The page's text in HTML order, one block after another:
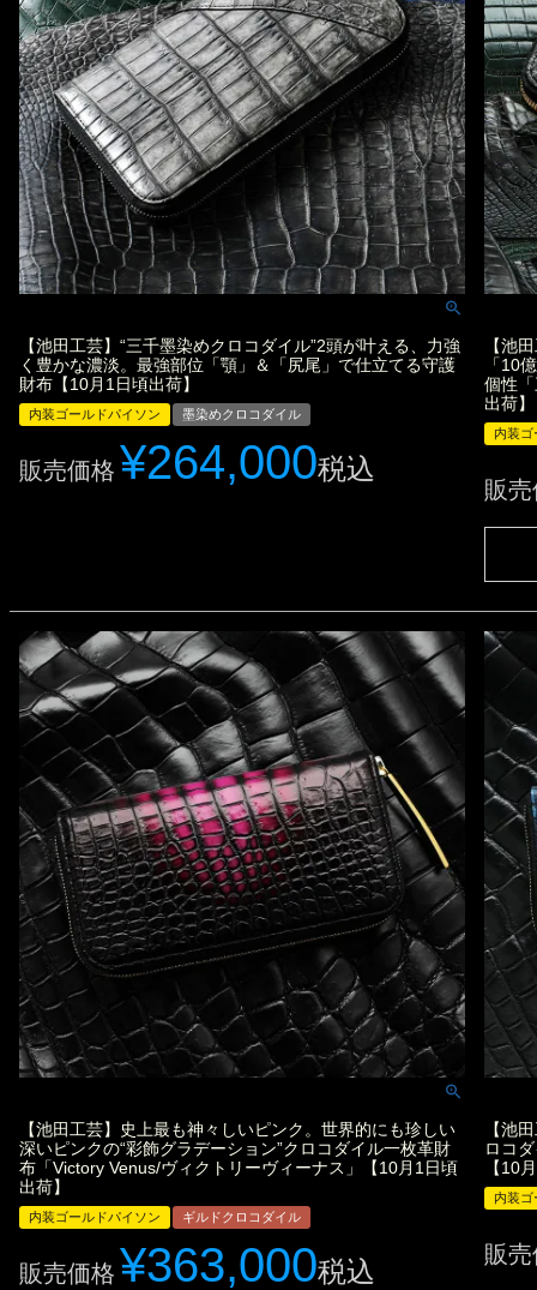
【池田工芸】“三千墨染めクロコダイル”2頭が叶える、力強
く豊かな濃淡。最強部位「顎」＆「尻尾」で仕立てる守護
財布【10月1日頃出荷】
内装ゴールドパイソン 墨染めクロコダイル
販売価格 ¥264,000税込
【池
「10
個性
出荷】
内装ゴ
販
【池田工芸】史上最も神々しいピンク。世界的にも珍しい
深いピンクの“彩飾グラデーション”クロコダイル一枚革財
布「Victory Venus/ヴィクトリーヴィーナス」【10月1日頃
出荷】
内装ゴールドパイソン ギルドクロコダイル
販売価格 ¥363,000税込
【池
ロコ
【10
内装ゴ
販